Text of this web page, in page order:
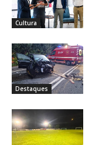
Cultura
Destaques